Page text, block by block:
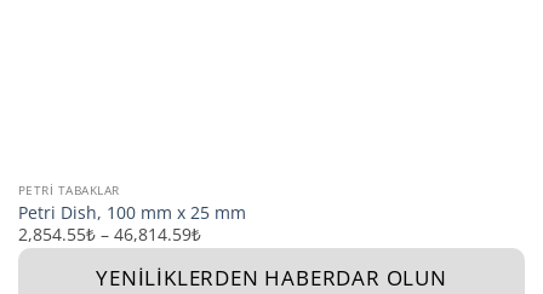
PETRI TABAKLAR
Petri Dish, 100 mm x 25 mm
2,854.55₺ – 46,814.59₺Fiyat
aralığı:
-
YENİLİKLERDEN HABERDAR OLUN